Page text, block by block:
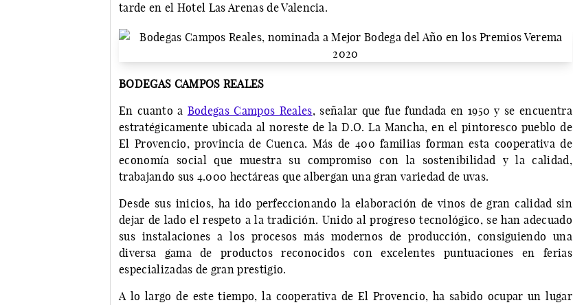
tarde en el Hotel Las Arenas de Valencia.
BODEGAS CAMPOS REALES
En cuanto a Bodegas Campos Reales, señalar que fue fundada en 1950 y se encuentra
estratégicamente ubicada al noreste de la D.O. La Mancha, en el pintoresco pueblo de
El Provencio, provincia de Cuenca. Más de 400 familias forman esta cooperativa de
economía social que muestra su compromiso con la sostenibilidad y la calidad,
trabajando sus 4.000 hectáreas que albergan una gran variedad de uvas.
Desde sus inicios, ha ido perfeccionando la elaboración de vinos de gran calidad sin
dejar de lado el respeto a la tradición. Unido al progreso tecnológico, se han adecuado
sus instalaciones a los procesos más modernos de producción, consiguiendo una
diversa gama de productos reconocidos con excelentes puntuaciones en ferias
especializadas de gran prestigio.
A lo largo de este tiempo, la cooperativa de El Provencio, ha sabido ocupar un lugar